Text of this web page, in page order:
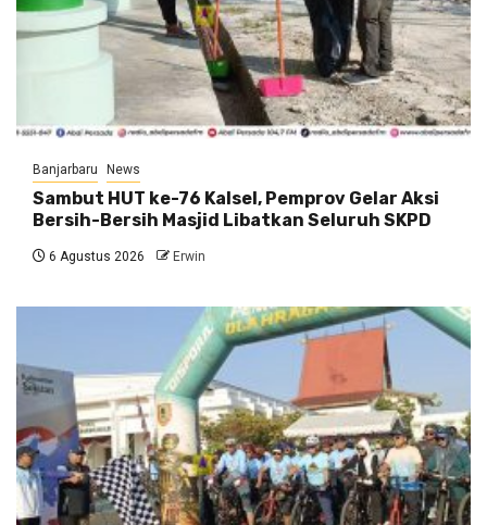
Banjarbaru News
Sambut HUT ke-76 Kalsel, Pemprov Gelar Aksi
Bersih-Bersih Masjid Libatkan Seluruh SKPD
6 Agustus 2026 Erwin